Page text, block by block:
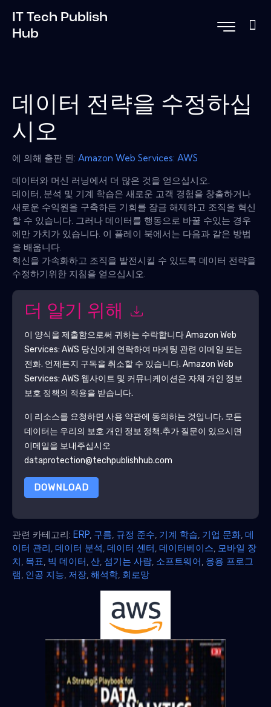
IT Tech Publish
Hub
데이터 전략을 수정하십
시오
에 의해 출판 된: Amazon Web Services: AWS
데이터와 머신 러닝에서 더 많은 것을 얻으십시오.
데이터, 분석 및 기계 학습은 새로운 고객 경험을 창출하거나
새로운 수익원을 구축하든 기회를 잠금 해제하고 조직을 혁신
할 수 있습니다. 그러나 데이터를 행동으로 바꿀 수있는 경우
에만 가치가 있습니다. 이 플레이 북에서는 다음과 같은 방법
을 배웁니다.
혁신을 가속화하고 조직을 발전시킬 수 있도록 데이터 전략을
수정하기위한 지침을 얻으십시오.
더 알기 위해
이 양식을 제출함으로써 귀하는 수락합니다Amazon Web
Services: AWS 당신에게 연락하여 마케팅 관련 이메일 또는
전화. 언제든지 구독을 취소할 수 있습니다. Amazon Web
Services: AWS 웹사이트 및 커뮤니케이션은 자체 개인 정보
보호 정책의 적용을 받습니다.
이 리소스를 요청하면 사용 약관에 동의하는 것입니다. 모든
데이터는 우리의 보호 개인 정보 정책.추가 질문이 있으시면
이메일을 보내주십시오
dataprotection@techpublishhub.com
DOWNLOAD
관련 카테고리: ERP 구름 규정 준수 기계 학습 기업 문화 데
이터 관리 데이터 분석 데이터 센터 데이터베이스 모바일 장
치 목표 빅 데이터 산 섬기는 사람 소프트웨어 응용 프로그
램 인공 지능 저장 해석학 회로망